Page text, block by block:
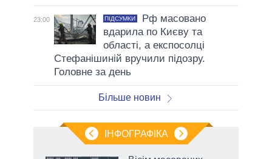
23:00 ПІДСУМКИ
Рф масовано
вдарила по Києву та
області, а експосолці
Стефанішиній вручили підозру.
Головне за день
Більше новин
ІНФОГРАФІКА